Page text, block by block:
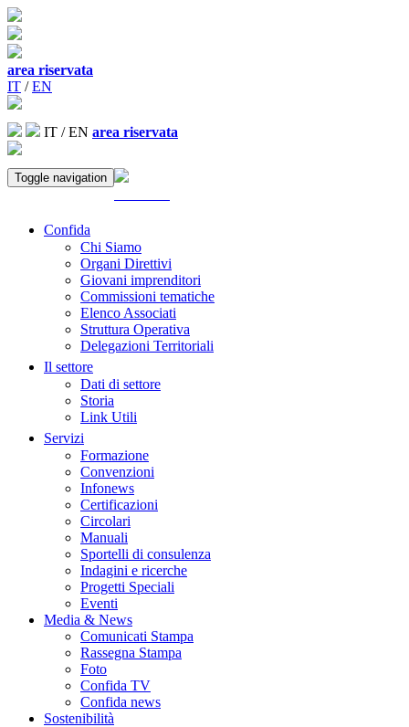
area riservata
IT /EN
IT /EN area riservata
Toggle navigation
Confida
Chi Siamo
Organi Direttivi
Giovani imprenditori
Commissioni tematiche
Elenco Associati
Struttura Operativa
Delegazioni Territoriali
Il settore
Dati di settore
Storia
Link Utili
Servizi
Formazione
Convenzioni
Infonews
Certificazioni
Circolari
Manuali
Sportelli di consulenza
Indagini e ricerche
Progetti Speciali
Eventi
Media & News
Comunicati Stampa
Rassegna Stampa
Foto
Confida TV
Confida news
Sostenibilità